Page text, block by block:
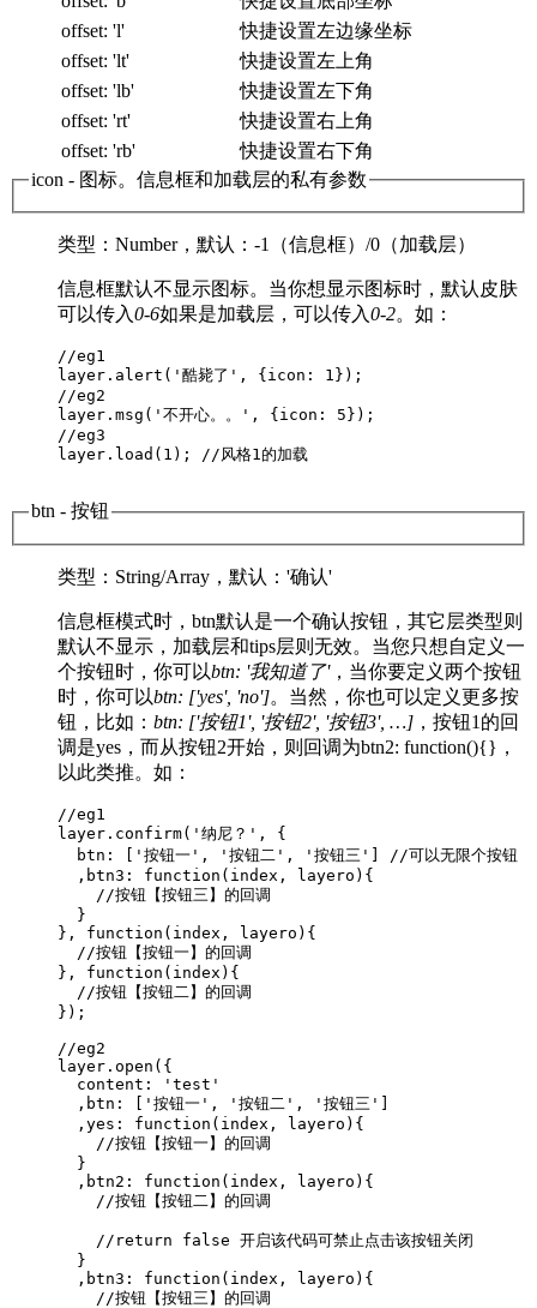
offset: 'l'
快捷设置左边缘坐标
offset: 'lt'
快捷设置左上角
offset: 'lb'
快捷设置左下角
offset: 'rt'
快捷设置右上角
offset: 'rb'
快捷设置右下角
icon - 图标。信息框和加载层的私有参数
类型 ：Number， 默认 ：-1（信息框）/0（加载层）
信息框默认不显示图标。当你想显示图标时，默认皮肤
可以传入0-6如果是加载层，可以传入0-2。如：
//eg1
layer.alert('酷毙了', {icon: 1});
//eg2
layer.msg('不开心。。', {icon: 5});
//eg3
layer.load(1); //风格1的加载
btn - 按钮
类型 ：String/Array， 默认 ：'确认'
信息框模式时，btn默认是一个确认按钮，其它层类型则
默认不显示，加载层和tips层则无效。当您只想自定义一
个按钮时，你可以btn: '我知道了'，当你要定义两个按钮
时，你可以btn: ['yes', 'no']。当然，你也可以定义更多按
钮，比如： btn: ['按钮1', '按钮2', '按钮3', …] ，按钮1的回
调是yes，而从按钮2开始，则回调为btn2: function(){}，
以此类推。如：
//eg1
layer.confirm('纳尼？', {
  btn: ['按钮一', '按钮二', '按钮三'] //可以无限个按钮
  ,btn3: function(index, layero){
    //按钮【按钮三】的回调
  }
}, function(index, layero){
  //按钮【按钮一】的回调
}, function(index){
  //按钮【按钮二】的回调
});
//eg2
layer.open({
  content: 'test'
  ,btn: ['按钮一', '按钮二', '按钮三']
  ,yes: function(index, layero){
    //按钮【按钮一】的回调
  }
  ,btn2: function(index, layero){
    //按钮【按钮二】的回调
    //return false 开启该代码可禁止点击该按钮关闭
  }
  ,btn3: function(index, layero){
    //按钮【按钮三】的回调